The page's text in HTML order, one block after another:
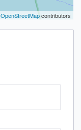
OpenStreetMapcontributors